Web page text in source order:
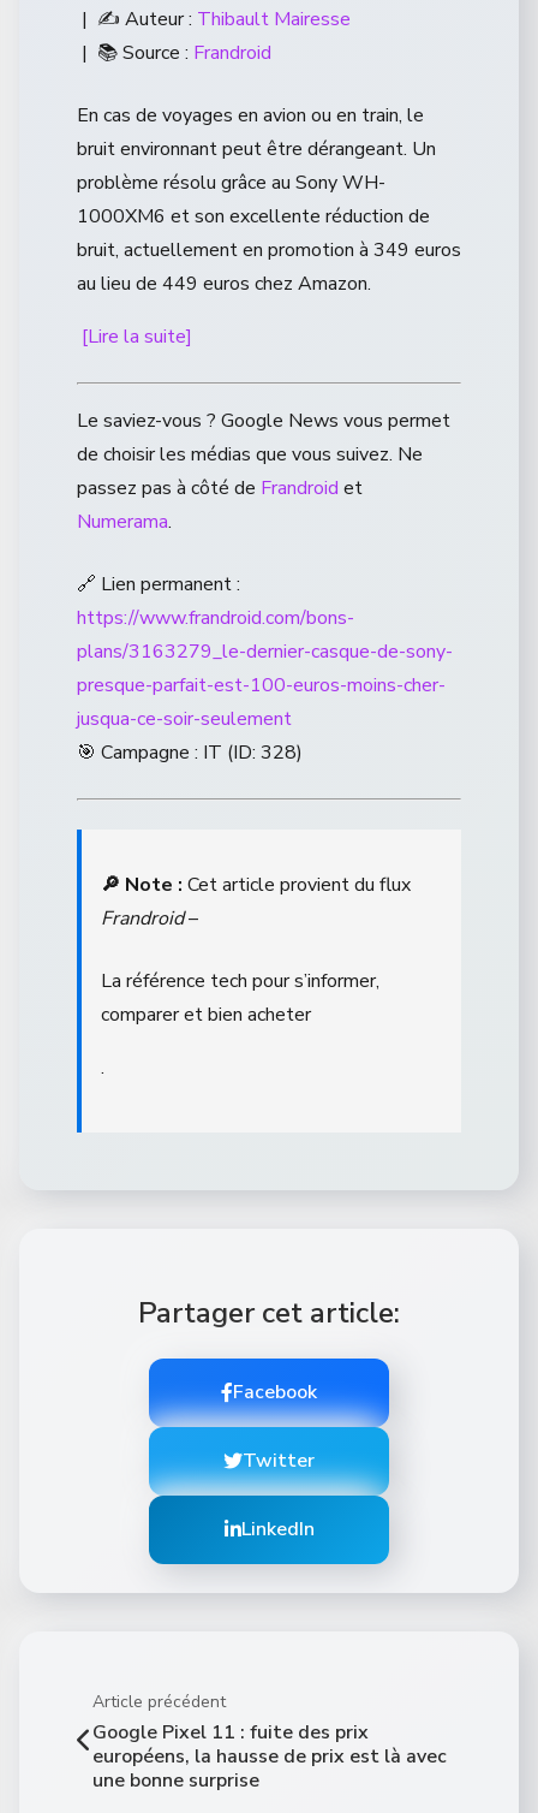
| ✍️ Auteur : Thibault Mairesse
| 📚 Source : Frandroid
En cas de voyages en avion ou en train, le
bruit environnant peut être dérangeant. Un
problème résolu grâce au Sony WH-
1000XM6 et son excellente réduction de
bruit, actuellement en promotion à 349 euros
au lieu de 449 euros chez Amazon.
[Lire la suite]
Le saviez-vous ? Google News vous permet
de choisir les médias que vous suivez. Ne
passez pas à côté de Frandroid et
Numerama.
🔗 Lien permanent :
https://www.frandroid.com/bons-
plans/3163279_le-dernier-casque-de-sony-
presque-parfait-est-100-euros-moins-cher-
jusqua-ce-soir-seulement
🎯 Campagne : IT (ID: 328)
🔎 Note : Cet article provient du flux
Frandroid–
La référence tech pour s’informer,
comparer et bien acheter
.
Partager cet article:
Facebook
Twitter
LinkedIn
Article précédent
Google Pixel 11 : fuite des prix
européens, la hausse de prix est là avec
une bonne surprise